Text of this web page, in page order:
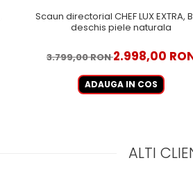
Scaun directorial CHEF LUX EXTRA,
deschis piele naturala
3.799,00 RON2.998,00
ADAUGA IN COS
ALTI